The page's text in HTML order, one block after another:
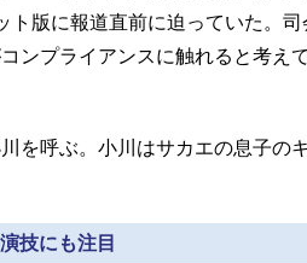
ト版に報道直前に迫っていた。司
ンプライアンスに触れると考え
を呼ぶ。小川はサカエの息子の
技にも注目